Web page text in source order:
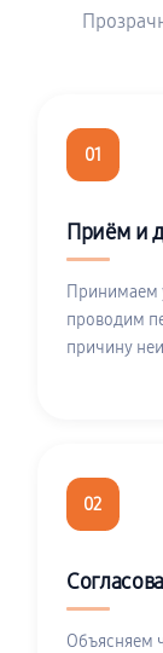
01
Приём и
Принимаем
проводим
причину
02
Объясняем